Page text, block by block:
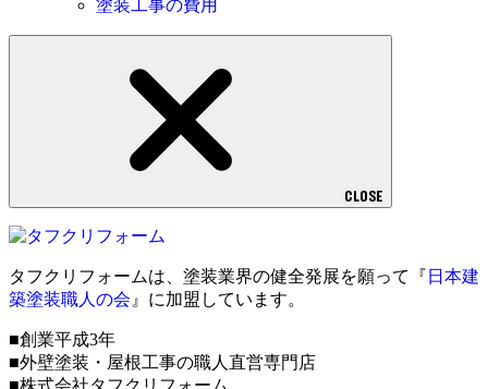
塗装工事の費用
CLOSE
タフクリフォームは、塗装業界の健全発展を願って『 日本建
築塗装職人の会 』に加盟しています。
■創業平成3年
■外壁塗装・屋根工事の職人直営専門店
■株式会社タフクリフォーム